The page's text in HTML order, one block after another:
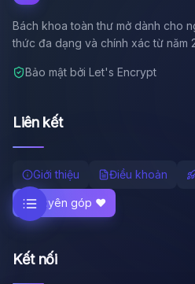
Bách khoa toàn thư mở dành cho
thức đa dạng và chính xác từ năm
Bảo mật bởi Let's Encrypt
Liên kết
Giới thiệu Điều khoản
Quyên góp ❤️
Kết nối